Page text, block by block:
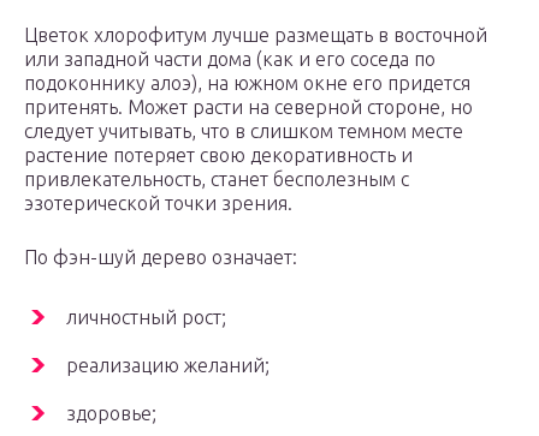
Цветок хлорофитум лучше размещать в восточной
или западной части дома (как и его соседа по
подоконнику алоэ), на южном окне его придется
притенять. Может расти на северной стороне, но
следует учитывать, что в слишком темном месте
растение потеряет свою декоративность и
привлекательность, станет бесполезным с
эзотерической точки зрения.
По фэн-шуй дерево означает:
личностный рост;
реализацию желаний;
здоровье;